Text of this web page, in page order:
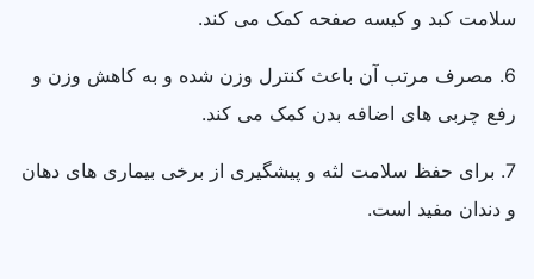
سلامت کبد و کیسه صفحه کمک می‌ کند.
6. مصرف مرتب آن باعث کنترل وزن شده و به کاهش وزن و
رفع چربی‌ های اضافه بدن کمک می‌ کند.
7. برای حفظ سلامت لثه و پیشگیری از برخی بیماری‌ های دهان
و دندان مفید است.